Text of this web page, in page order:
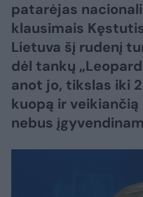
patarėjas
klausimais
Lietuva šį rudenį
dėl tankų
anot jo, tikslas iki
kuopą ir
nebus